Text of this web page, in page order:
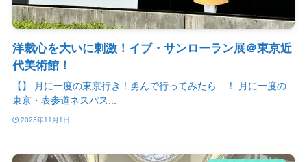
洋裁心を大いに刺激！イブ・サンローラン展＠東京近
代美術館！
【】 月に一度の東京行き！勇んで行ってみたら…！ 月に一度の
東京・表参道ネスパス...
2023年11月1日